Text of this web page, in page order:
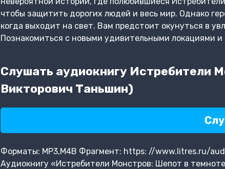
чтобы защитить дорогих людей и весь мир. Однако
когда выходит на свет. Вам предстоит окунуться в
Познакомиться с новыми удивительными локациями
Слушать аудиокнигу Истребители
Викторович Таньшин)
Форматы: MP3,M4B Фрагмент: https: //www.litres.ru/
Аудиокнигу «Истребители Монстров: Шепот в